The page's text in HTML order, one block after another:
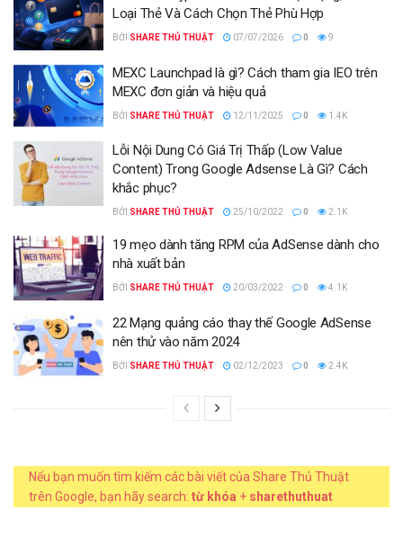
Loại Thẻ Và Cách Chọn Thẻ Phù Hợp
BỞI SHARE THỦ THUẬT 07/07/2026 0 9
MEXC Launchpad là gì? Cách tham gia IEO trên
MEXC đơn giản và hiệu quả
BỞI SHARE THỦ THUẬT 12/11/2025 0 1.4K
Lỗi Nội Dung Có Giá Trị Thấp (Low Value
Content) Trong Google Adsense Là Gì? Cách
khắc phục?
BỞI SHARE THỦ THUẬT 25/10/2022 0 2.1K
19 mẹo dành tăng RPM của AdSense dành cho
nhà xuất bản
BỞI SHARE THỦ THUẬT 20/03/2022 0 4.1K
22 Mạng quảng cáo thay thế Google AdSense
nên thử vào năm 2024
BỞI SHARE THỦ THUẬT 02/12/2023 0 2.4K
Nếu bạn muốn tìm kiếm các bài viết của Share Thủ Thuật
trên Google, bạn hãy search: từ khóa + sharethuthuat